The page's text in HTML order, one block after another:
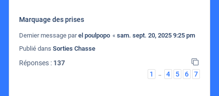
Marquage des prises
Dernier message parel poulpopo « sam. sept. 20, 2025 9:25 pm
Publié dans Sorties Chasse
Réponses : 137
1
… 4 5 6 7